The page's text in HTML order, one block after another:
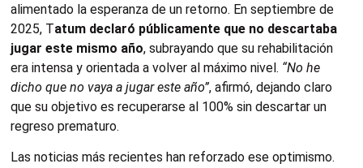
alimentado la esperanza de un retorno. En septiembre de
2025, Tatum declaró públicamente que no descartaba
jugar este mismo año, subrayando que su rehabilitación
era intensa y orientada a volver al máximo nivel. “No he
dicho que no vaya a jugar este año”, afirmó, dejando claro
que su objetivo es recuperarse al 100% sin descartar un
regreso prematuro.
Las noticias más recientes han reforzado ese optimismo.